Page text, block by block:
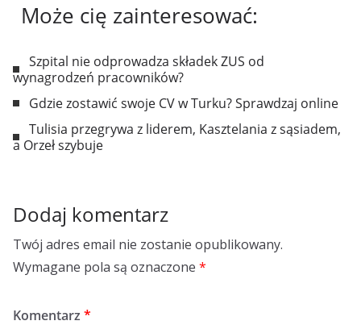
Może cię zainteresować:
Szpital nie odprowadza składek ZUS od
wynagrodzeń pracowników?
Gdzie zostawić swoje CV w Turku? Sprawdzaj online
Tulisia przegrywa z liderem, Kasztelania z sąsiadem,
a Orzeł szybuje
Dodaj komentarz
Twój adres email nie zostanie opublikowany.
Wymagane pola są oznaczone *
Komentarz *